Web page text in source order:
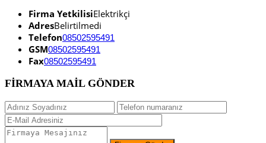
Firma YetkilisiElektrikçi
AdresBelirtilmedi
Telefon08502595491
GSM08502595491
Fax08502595491
FİRMAYA MAİL GÖNDER